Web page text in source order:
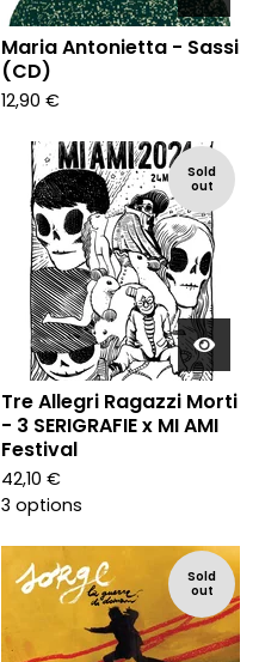
Maria Antonietta - Sassi
(CD)
12,90 €
Sold
out
Tre Allegri Ragazzi Morti
- 3 SERIGRAFIE x MI AMI
Festival
42,10 €
3 options
Sold
out